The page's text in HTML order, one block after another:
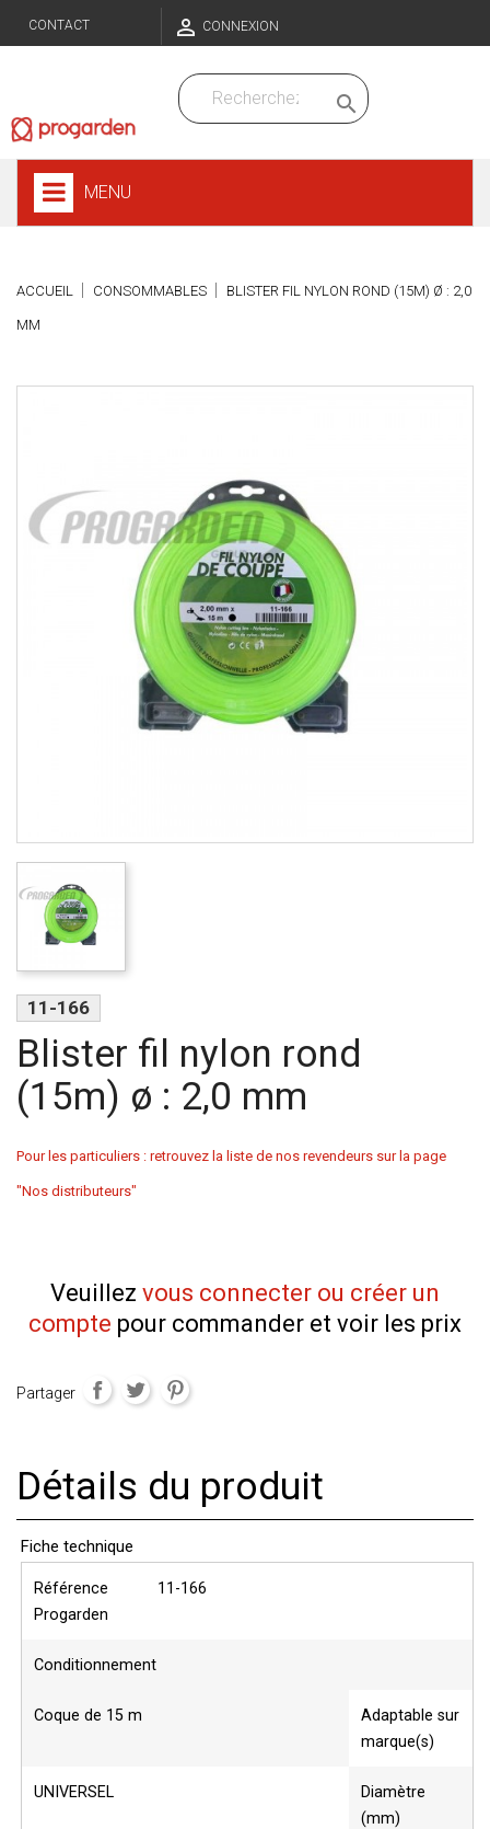
CONTACT  CONNEXION

MENU
ACCUEIL CONSOMMABLES BLISTER FIL NYLON ROND (15M) Ø : 2,0
MM
11-166
Blister fil nylon rond
(15m) ø : 2,0 mm
Pour les particuliers : retrouvez la liste de nos revendeurs sur la page
"Nos distributeurs"
Veuillez vous connecter ou créer un
compte pour commander et voir les prix
Partager
Détails du produit
Fiche technique
Référence
Progarden
11-166
Conditionnement
Coque de 15 m
Adaptable sur
marque(s)
UNIVERSEL
Diamètre
(mm)